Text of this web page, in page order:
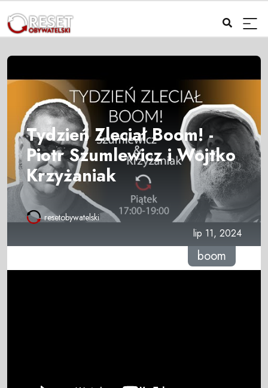
Tydzień Zleciał Boom! -
Piotr Szumlewicz i Wojtko
Krzyżaniak
resetobywatelski
lip 11, 2024
boom